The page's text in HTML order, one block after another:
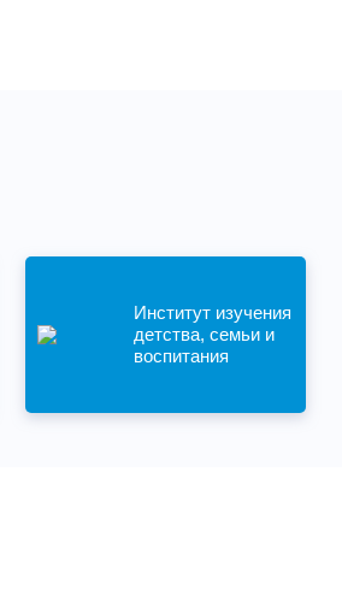
Институт изучения
детства, семьи и
воспитания